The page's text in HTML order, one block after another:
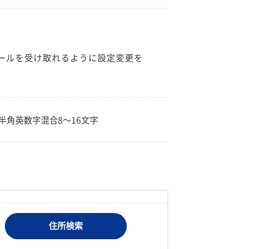
を受け取れるように設定変更を
角英数字混合8〜16文字
住所検索